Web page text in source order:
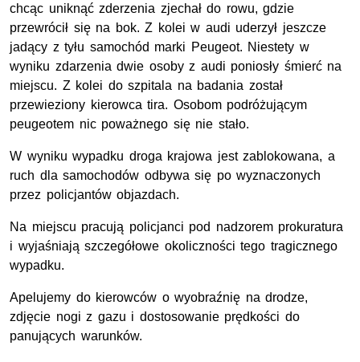
chcąc uniknąć zderzenia zjechał do rowu, gdzie
przewrócił się na bok. Z kolei w audi uderzył jeszcze
jadący z tyłu samochód marki Peugeot. Niestety w
wyniku zdarzenia dwie osoby z audi poniosły śmierć na
miejscu. Z kolei do szpitala na badania został
przewieziony kierowca tira. Osobom podróżującym
peugeotem nic poważnego się nie stało.
W wyniku wypadku droga krajowa jest zablokowana, a
ruch dla samochodów odbywa się po wyznaczonych
przez policjantów objazdach.
Na miejscu pracują policjanci pod nadzorem prokuratura
i wyjaśniają szczegółowe okoliczności tego tragicznego
wypadku.
Apelujemy do kierowców o wyobraźnię na drodze,
zdjęcie nogi z gazu i dostosowanie prędkości do
panujących warunków.